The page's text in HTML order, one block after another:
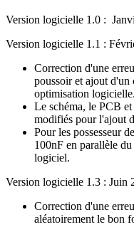
Version logicielle 1.0 :
Version logicielle 1.1 :
Correction d'une
poussoir et ajout d'un
optimisation logicielle.
Le schéma, le PCB
modifiés pour l'ajout
Pour les possesseur
100nF en parallèle
logiciel.
Version logicielle 1.3 : Juin
Correction d'une
aléatoirement le bon